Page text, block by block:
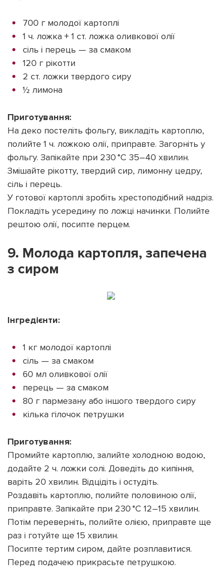
700 г молодої картоплі
1 ч. ложка + 1 ст. ложка оливкової олії
сіль і перець — за смаком
120 г рікотти
2 ст. ложки твердого сиру
½ лимона
Приготування:
На деко постеліть фольгу, викладіть картоплю,
полийте 1 ч. ложкою олії, приправте. Загорніть у
фольгу. Запікайте при 230 °C 35–40 хвилин.
Змішайте рікотту, твердий сир, лимонну цедру,
сіль і перець.
У готової картоплі зробіть хрестоподібний надріз.
Покладіть усередину по ложці начинки. Полийте
рештою олії, посипте перцем.
9. Молода картопля, запечена
з сиром
Інгредієнти:
1 кг молодої картоплі
сіль — за смаком
60 мл оливкової олії
перець — за смаком
80 г пармезану або іншого твердого сиру
кілька гілочок петрушки
Приготування:
Промийте картоплю, залийте холодною водою,
додайте 2 ч. ложки солі. Доведіть до кипіння,
варіть 20 хвилин. Відцідіть і остудіть.
Роздавіть картоплю, полийте половиною олії,
приправте. Запікайте при 230 °C 12–15 хвилин.
Потім переверніть, полийте олією, приправте ще
раз і готуйте ще 15 хвилин.
Посипте тертим сиром, дайте розплавитися.
Перед подачею прикрасьте петрушкою.